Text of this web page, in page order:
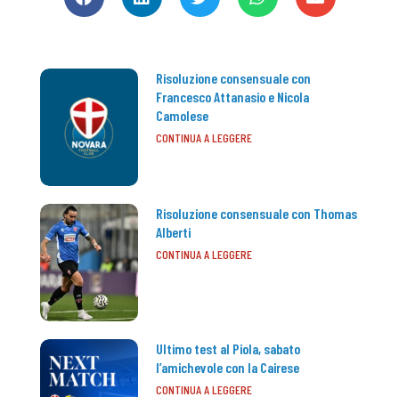
Risoluzione consensuale con
Francesco Attanasio e Nicola
Camolese
CONTINUA A LEGGERE
Risoluzione consensuale con Thomas
Alberti
CONTINUA A LEGGERE
Ultimo test al Piola, sabato
l’amichevole con la Cairese
CONTINUA A LEGGERE